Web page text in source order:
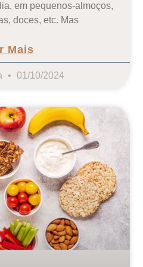
em pequenos-almoços,
doces, etc. Mas
Mais
01/10/2024